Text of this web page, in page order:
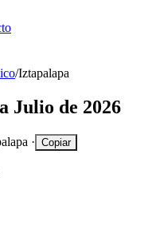
/Iztapalapa
Julio de 2026
· Copiar